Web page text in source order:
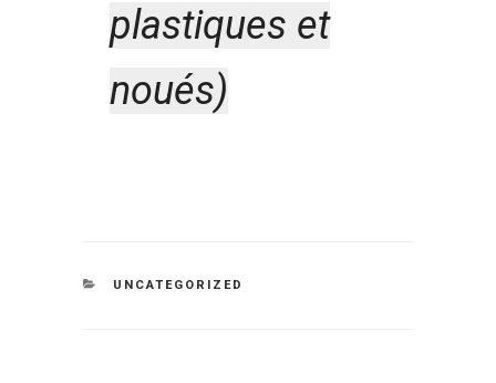
plastiques et
noués)
CATÉGORIES
UNCATEGORIZED